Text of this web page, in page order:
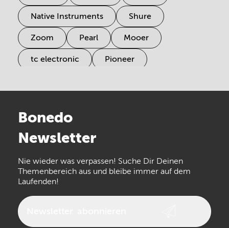
Native Instruments Shure
Zoom Pearl Mooer
tc electronic Pioneer
Arturia
the t.bone
Walrus Audio Epiphone
Bonedo
Newsletter
Nie wieder was verpassen! Suche Dir Deinen
Themenbereich aus und bleibe immer auf dem
Laufenden!